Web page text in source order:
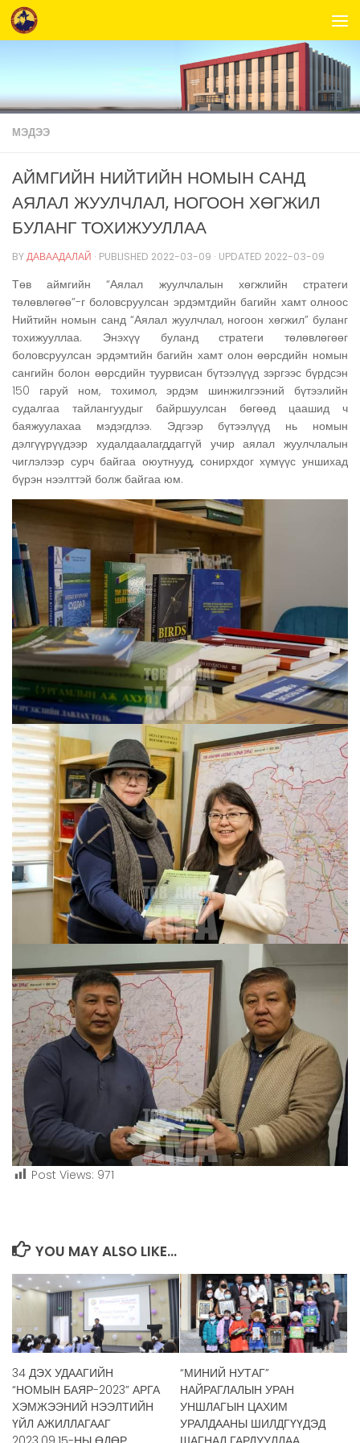
Skip to content
МЭДЭЭ
АЙМГИЙН НИЙТИЙН НОМЫН САНД
АЯЛАЛ ЖУУЛЧЛАЛ, НОГООН ХӨГЖИЛ
БУЛАНГ ТОХИЖУУЛЛАА
BYДАВААДАЛАЙ · PUBLISHED 2022-03-09 · UPDATED 2022-03-09
Төв аймгийн “Аялал жуулчлалын хөгжлийн стратеги
төлөвлөгөө”-г боловсруулсан эрдэмтдийн багийн хамт олноос
Нийтийн номын санд “Аялал жуулчлал, ногоон хөгжил” буланг
тохижууллаа. Энэхүү буланд стратеги төлөвлөгөөг
боловсруулсан эрдэмтийн багийн хамт олон өөрсдийн номын
сангийн болон өөрсдийн туурвисан бүтээлүүд зэргээс бүрдсэн
150 гаруй ном, тохимол, эрдэм шинжилгээний бүтээлийн
судалгаа тайлангуудыг байршуулсан бөгөөд цаашид ч
баяжуулахаа мэдэгдлээ. Эдгээр бүтээлүүд нь номын
дэлгүүрүүдээр худалдаалагддаггүй учир аялал жуулчлалын
чиглэлээр сурч байгаа оюутнууд, сонирхдог хүмүүс уншихад
бүрэн нээлттэй болж байгаа юм.
Post Views: 971
YOU MAY ALSO LIKE...
34 ДЭХ УДААГИЙН
“НОМЫН БАЯР-2023” АРГА
ХЭМЖЭЭНИЙ НЭЭЛТИЙН
ҮЙЛ АЖИЛЛАГААГ
“МИНИЙ НУТАГ”
НАЙРАГЛАЛЫН УРАН
УНШЛАГЫН ЦАХИМ
УРАЛДААНЫ ШИЛДГҮҮДЭД